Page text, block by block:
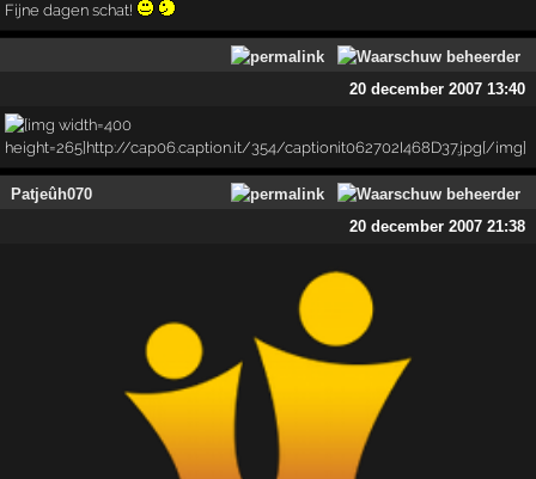
Fijne dagen schat!
20 december 2007 13:40
Patjeûh070
20 december 2007 21:38